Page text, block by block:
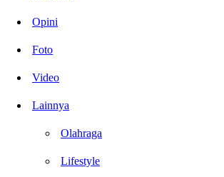
Opini
Foto
Video
Lainnya
Olahraga
Lifestyle